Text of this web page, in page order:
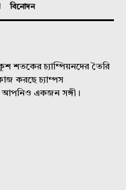
বিনোদন
শতকের চ্যাম্পিয়নদের তৈরি
করছে চ্যাম্পস
আপনিও একজন সঙ্গী।